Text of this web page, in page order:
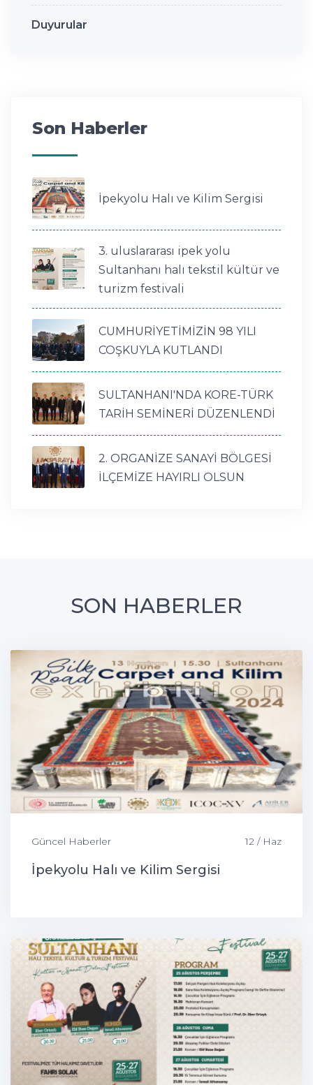
Duyurular
Son Haberler
İpekyolu Halı ve Kilim Sergisi
3. uluslararası ipek yolu
Sultanhanı halı tekstil kültür ve
turizm festivali
CUMHURİYETİMİZİN 98 YILI
COŞKUYLA KUTLANDI
SULTANHANI'NDA KORE-TÜRK
TARİH SEMİNERİ DÜZENLENDİ
2. ORGANİZE SANAYİ BÖLGESİ
İLÇEMİZE HAYIRLI OLSUN
SON HABERLER
Güncel Haberler 12 / Haz
İpekyolu Halı ve Kilim Sergisi